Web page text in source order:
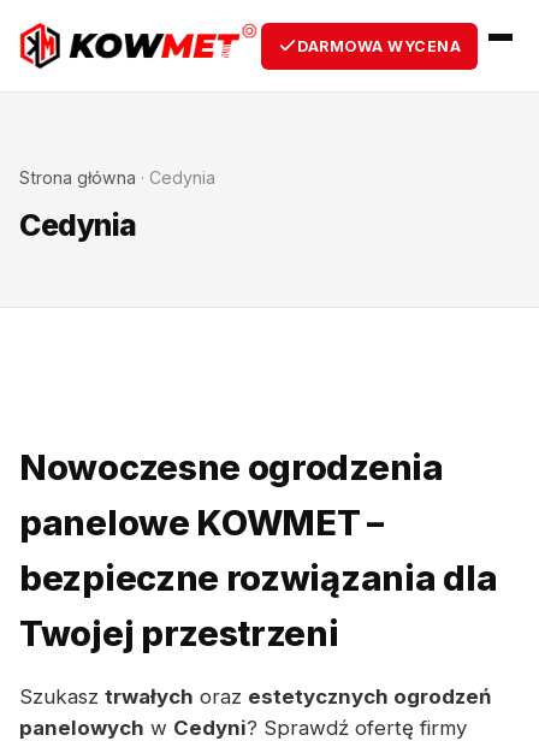
DARMOWA WYCENA
Strona główna · Cedynia
Cedynia
Nowoczesne ogrodzenia
panelowe KOWMET –
bezpieczne rozwiązania dla
Twojej przestrzeni
Szukasz trwałych oraz estetycznych ogrodzeń
panelowych w Cedyni? Sprawdź ofertę firmy